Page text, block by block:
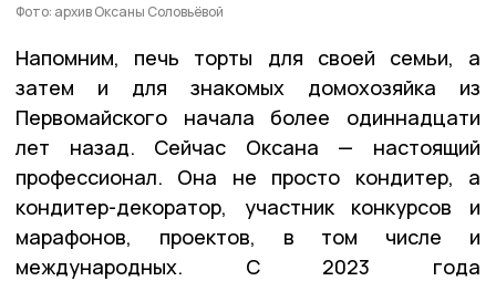
Фото: архив Оксаны Соловьёвой
Напомним, печь торты для своей семьи, а
затем и для знакомых домохозяйка из
Первомайского начала более одиннадцати
лет назад. Сейчас Оксана — настоящий
профессионал. Она не просто кондитер, а
кондитер-декоратор, участник конкурсов и
марафонов, проектов, в том числе и
международных. С 2023 года